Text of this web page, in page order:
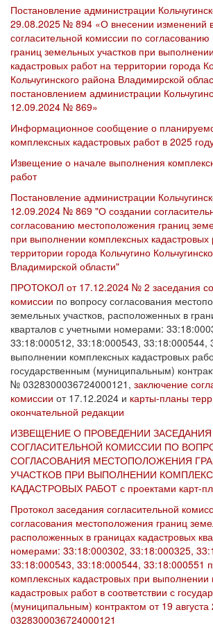
Постановление администрации
29.08.2025 № 894 «О внесении изменений
согласительной комиссии по
границ земельных участков при
кадастровых работ на территории города
Кольчугинского района Владимирской
постановлением администрации
12.09.2024 № 869»
Информационное сообщение о
комплексных кадастровых работ в 2025
Извещение о начале выполнения
работ
Постановление администрации
12.09.2024 № 869 "О создании
согласованию местоположения границ
при выполнении комплексных кадастровых
территории города Кольчугино
Владимирской области"
ПРОТОКОЛ от 17.12.2024 № 2 заседания
комиссии по вопросу согласования
земельных участков, расположенных в
кварталов с учетными номерами:
33:18:000512, 33:18:000543, 33:18:000544,
выполнении комплексных кадастровых
государственным (муниципальным)
№ 0328300036724000121, заключение
комиссии от 17.12.2024 и карты-планы
окончательной редакции
ИЗВЕЩЕНИЕ О ПРОВЕДЕНИИ ЗАСЕДАНИЯ
СОГЛАСИТЕЛЬНОЙ КОМИССИИ ПО
СОГЛАСОВАНИЯ МЕСТОПОЛОЖЕНИЯ
УЧАСТКОВ ПРИ ВЫПОЛНЕНИИ
КАДАСТРОВЫХ РАБОТ с проектами карт-
Протокол заседания согласительной
согласования местоположения границ
расположенных в границах кадастровых
номерами: 33:18:000302, 33:18:000325,
33:18:000543, 33:18:000544, 33:18:000551
комплексных кадастровых при выполнении
кадастровых работ в соответствии с
(муниципальным) контрактом от 19
0328300036724000121